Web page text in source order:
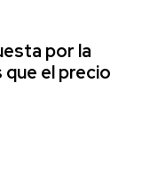
por la
el precio